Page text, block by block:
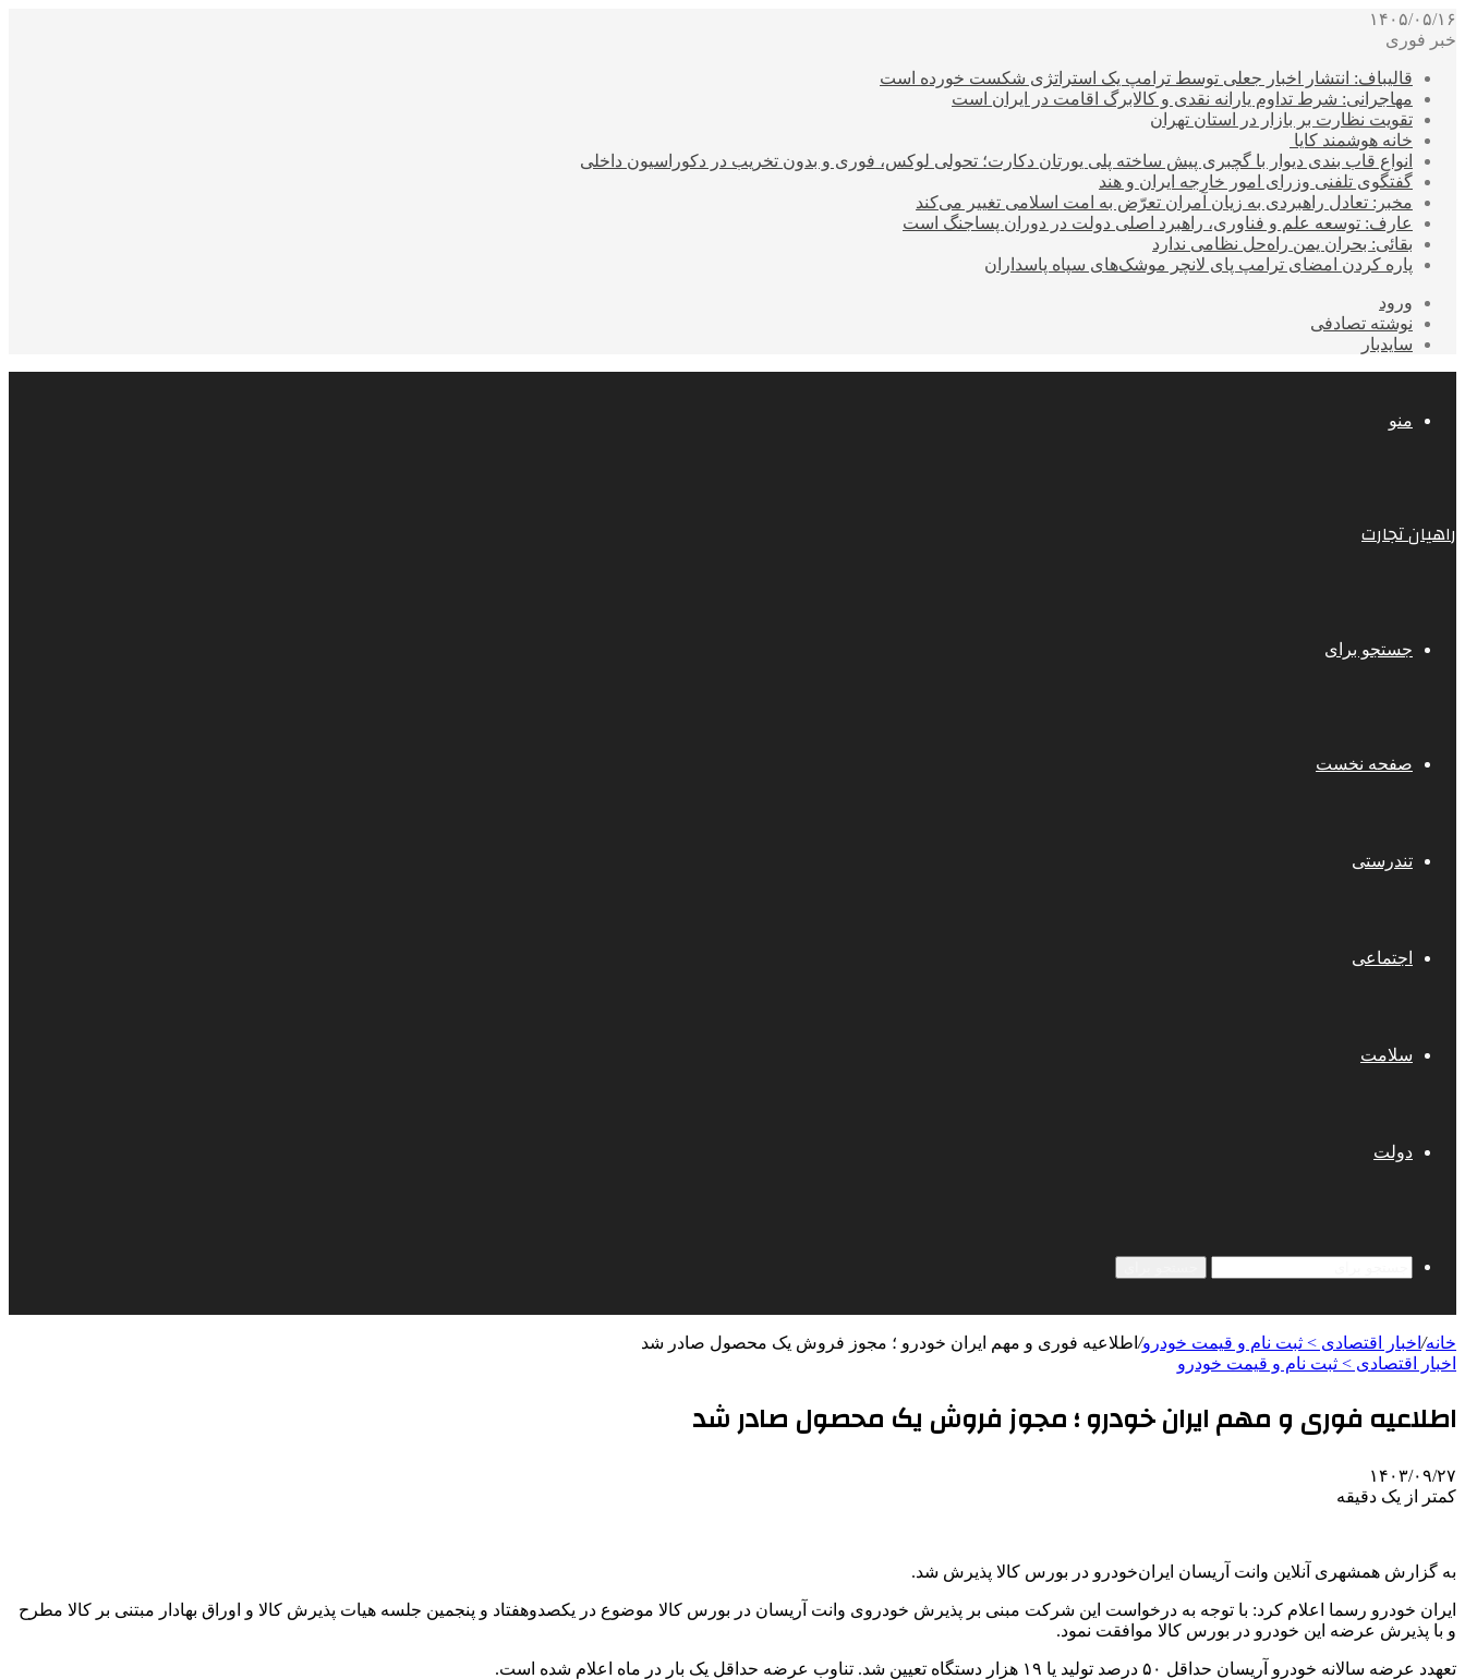
۱۴۰۵/۰۵/۱۶
خبر فوری
قالیباف: انتشار اخبار جعلی توسط ترامپ یک استراتژی شکست خورده است
مهاجرانی: شرط تداوم یارانه نقدی و کالابرگ اقامت در ایران است
تقویت نظارت بر بازار در استان تهران
خانه هوشمند کایا
انواع قاب بندی دیوار با گچبری پیش ساخته پلی یورتان دکارت؛ تحولی لوکس، فوری و بدون تخریب در دکوراسیون داخلی
گفتگوی تلفنی وزرای امور خارجه ایران و هند
مخبر: تعادل راهبردی به زیان آمران تعرّض به امت اسلامی تغییر می‌کند
عارف: توسعه علم و فناوری، راهبرد اصلی دولت در دوران پساجنگ است
بقائی: بحران یمن راه‌حل نظامی ندارد
پاره کردن امضای ترامپ پای لانچر موشک‌های سپاه پاسداران
ورود
نوشته تصادفی
سایدبار
منو
راهیان تجارت
جستجو برای
صفحه نخست
تندرستی
اجتماعی
سلامت
دولت
خانه/ اخبار اقتصادی > ثبت نام و قیمت خودرو/ اطلاعیه فوری و مهم ایران خودرو ؛ مجوز فروش یک محصول صادر شد
اخبار اقتصادی > ثبت نام و قیمت خودرو
اطلاعیه فوری و مهم ایران خودرو ؛ مجوز فروش یک محصول صادر شد
۱۴۰۳/۰۹/۲۷
کمتر از یک دقیقه
به گزارش همشهری آنلاین وانت آریسان ایران‌خودرو در بورس کالا پذیرش شد.
ایران خودرو رسما اعلام کرد: با توجه به درخواست این شرکت مبنی بر پذیرش خودروی وانت آریسان در بورس کالا موضوع در یکصدوهفتاد و پنجمین جلسه هیات پذیرش کالا و اوراق بهادار مبتنی بر کالا مطرح
و با پذیرش عرضه این خودرو در بورس کالا موافقت نمود.
تعهدد عرضه سالانه خودرو آریسان حداقل ۵۰ درصد تولید یا ۱۹ هزار دستگاه تعیین شد. تناوب عرضه حداقل یک بار در ماه اعلام شده است.